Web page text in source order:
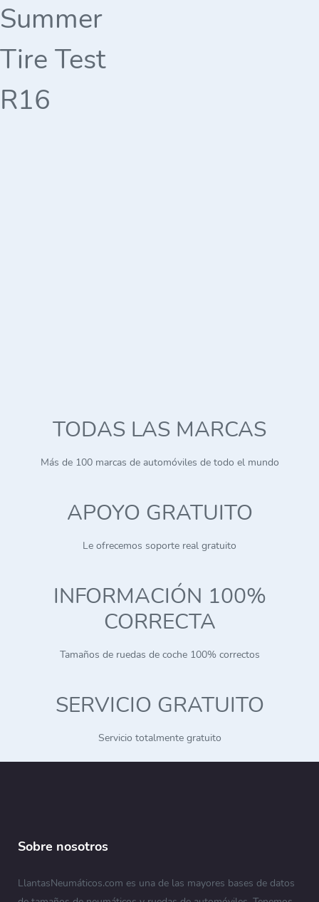
Summer
Tire Test
R16
TODAS LAS MARCAS
Más de 100 marcas de automóviles de todo el mundo
APOYO GRATUITO
Le ofrecemos soporte real gratuito
INFORMACIÓN 100%
CORRECTA
Tamaños de ruedas de coche 100% correctos
SERVICIO GRATUITO
Servicio totalmente gratuito
Sobre nosotros
LlantasNeumáticos.com es una de las mayores bases de datos